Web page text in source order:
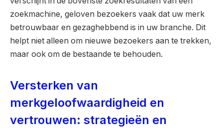
zoekmachine, geloven bezoekers vaak dat uw merk
betrouwbaar en gezaghebbend is in uw branche. Dit
helpt niet alleen om nieuwe bezoekers aan te trekken,
maar ook om de bestaande te behouden.
Versterken van
merkgeloofwaardigheid en
vertrouwen: strategieën en